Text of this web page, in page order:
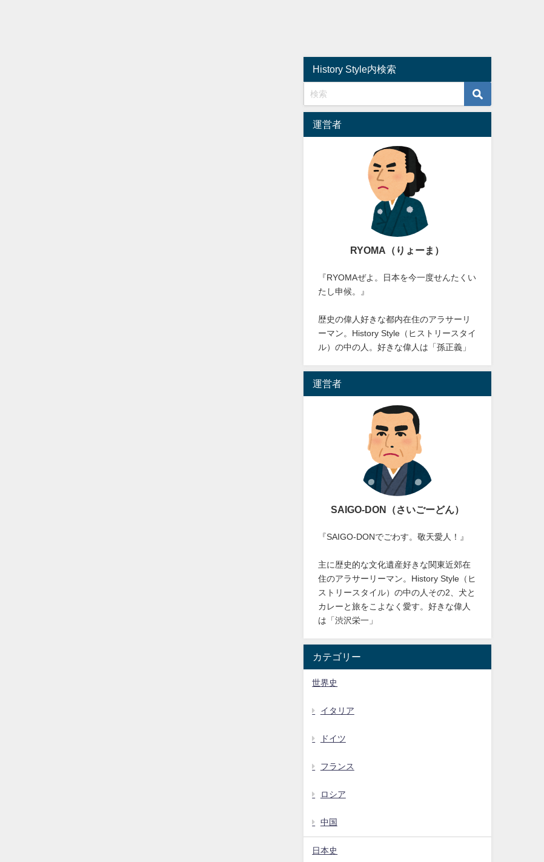
History Style内検索
運営者
RYOMA（りょーま）
『RYOMAぜよ。日本を今一度せんたくい
たし申候。』
歴史の偉人好きな都内在住のアラサーリ
ーマン。History Style（ヒストリースタイ
ル）の中の人。好きな偉人は「孫正義」
運営者
SAIGO-DON（さいごーどん）
『SAIGO-DONでごわす。敬天愛人！』
主に歴史的な文化遺産好きな関東近郊在
住のアラサーリーマン。History Style（ヒ
ストリースタイル）の中の人その2、犬と
カレーと旅をこよなく愛す。好きな偉人
は「渋沢栄一」
カテゴリー
世界史
イタリア
ドイツ
フランス
ロシア
中国
日本史